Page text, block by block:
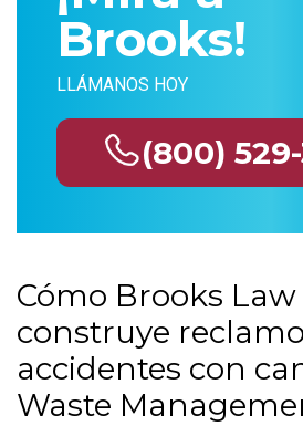
Brooks!
LLÁMANOS HOY
(800)
Cómo Brooks
construye
accidentes con
Waste